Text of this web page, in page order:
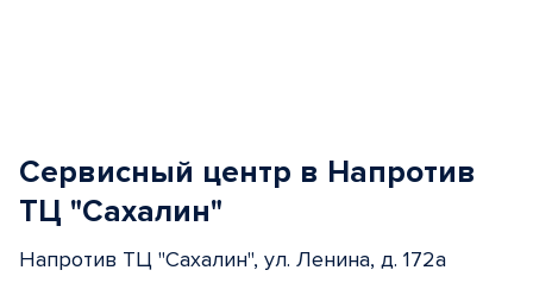
Сервисный центр в Напротив
ТЦ "Сахалин"
Напротив ТЦ "Сахалин", ул. Ленина, д. 172а